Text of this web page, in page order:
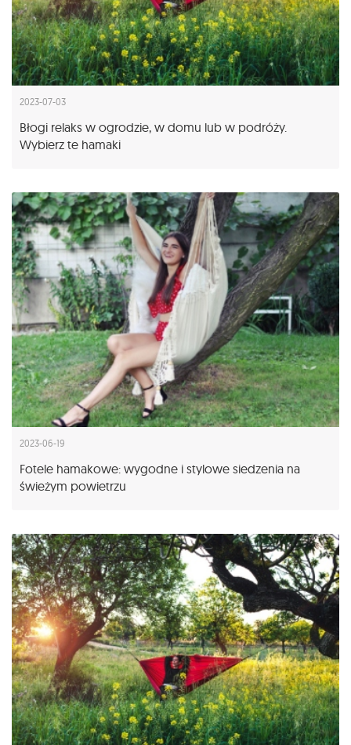
2023-07-03
Błogi relaks w ogrodzie, w domu lub w podróży.
Wybierz te hamaki
2023-06-19
Fotele hamakowe: wygodne i stylowe siedzenia na
świeżym powietrzu